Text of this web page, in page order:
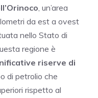
, un’area
da est a ovest
nello Stato di
regione è
riserve di
di petrolio che
rispetto al